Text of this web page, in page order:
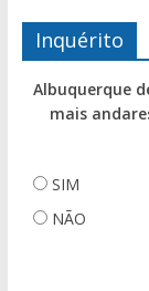
Inquérito
Albuquerque
mais
SIM
NÃO